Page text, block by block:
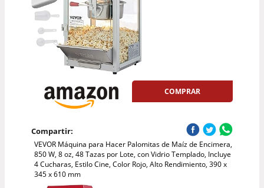
COMPRAR
Compartir:
VEVOR Máquina para Hacer Palomitas de Maíz de Encimera,
850 W, 8 oz, 48 Tazas por Lote, con Vidrio Templado, Incluye
4 Cucharas, Estilo Cine, Color Rojo, Alto Rendimiento, 390 x
345 x 610 mm